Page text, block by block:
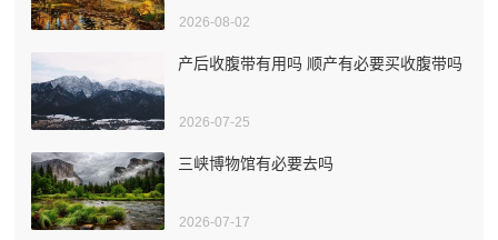
2026-08-02
产后收腹带有用吗 顺产有必要买收腹带吗
2026-07-25
三峡博物馆有必要去吗
2026-07-17